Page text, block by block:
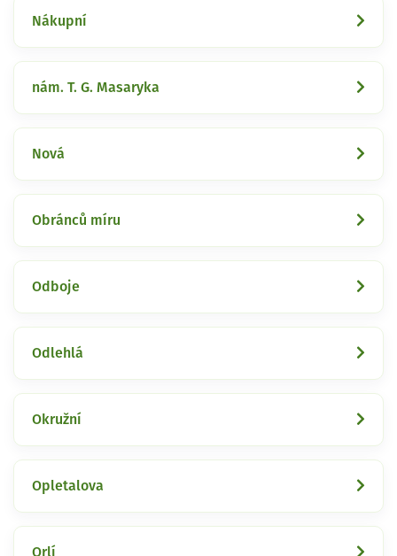
Nákupní
nám. T. G. Masaryka
Nová
Obránců míru
Odboje
Odlehlá
Okružní
Opletalova
Orlí